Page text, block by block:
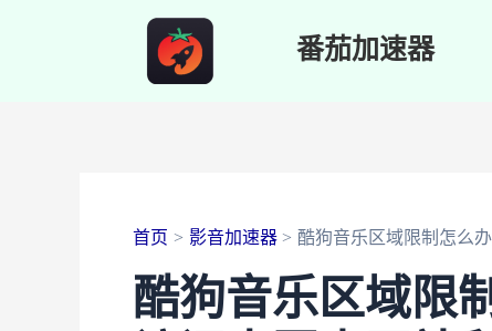
番茄加速器
首页 影音加速器 酷狗音乐区域限制怎么
酷狗音乐区域限